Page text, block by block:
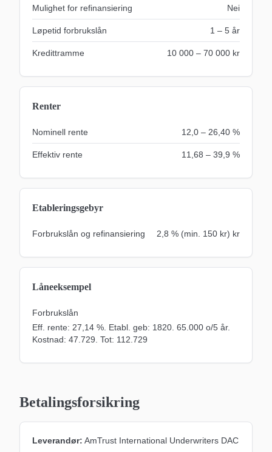
Mulighet for refinansiering Nei
Løpetid forbrukslån 1 – 5 år
Kredittramme 10 000 – 70 000 kr
Renter
Nominell rente 12,0 – 26,40 %
Effektiv rente 11,68 – 39,9 %
Etableringsgebyr
Forbrukslån og refinansiering 2,8 % (min. 150 kr) kr
Låneeksempel
Forbrukslån
Eff. rente: 27,14 %. Etabl. geb: 1820. 65.000 o/5 år.
Kostnad: 47.729. Tot: 112.729
Betalingsforsikring
Leverandør: AmTrust International Underwriters DAC